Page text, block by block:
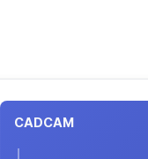
CADCAM